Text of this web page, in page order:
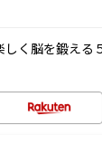
く脳を鍛える